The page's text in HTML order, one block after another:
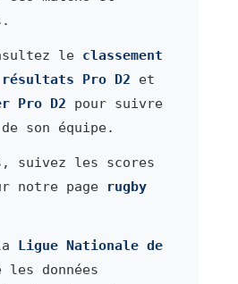
le classement
résultats Pro D2 et
Pro D2 pour suivre
son équipe.
suivez les scores
notre page
rugby
Ligue Nationale de
données